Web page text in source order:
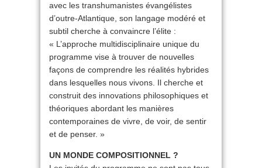
avec les transhumanistes évangélistes
d’outre-Atlantique, son langage modéré et
subtil cherche à convaincre l’élite :
« L’approche multidisciplinaire unique du
programme vise à trouver de nouvelles
façons de comprendre les réalités hybrides
dans lesquelles nous vivons. Il cherche et
construit des innovations philosophiques et
théoriques abordant les manières
contemporaines de vivre, de voir, de sentir
et de penser. »
UN MONDE COMPOSITIONNEL ?